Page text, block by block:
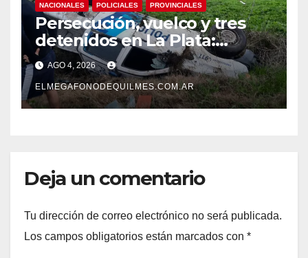
NACIONALES POLICIALES PROVINCIALES
Persecución, vuelco y tres
detenidos en La Plata:
recuperaron motos robadas
tras un operativo policial
AGO 4, 2026
ELMEGAFONODEQUILMES.COM.AR
Deja un comentario
Tu dirección de correo electrónico no será publicada.
Los campos obligatorios están marcados con *